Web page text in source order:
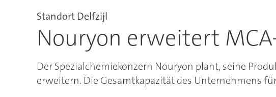
Standort Delfzijl
Nouryon erweitert
Der Spezialchemiekonzern Nouryon plant, seine
erweitern. Die Gesamtkapazität des Unternehmens